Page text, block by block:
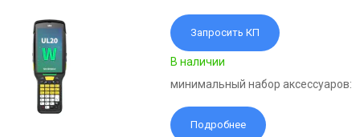
Запросить КП
В наличии
минимальный набор аксессуаров:
Подробнее